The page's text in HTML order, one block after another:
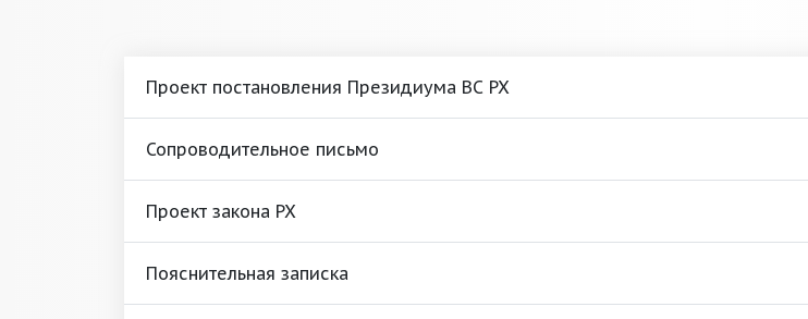
Проект постановления Президиума ВС РХ
Сопроводительное письмо
Проект закона РХ
Пояснительная записка